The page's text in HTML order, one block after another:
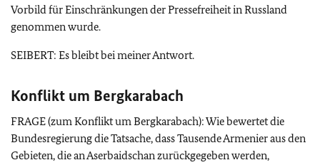
Vorbild für Einschränkungen der Pressefreiheit in Russland
genommen wurde.
SEIBERT: Es bleibt bei meiner Antwort.
Konflikt um Bergkarabach
FRAGE (zum Konflikt um Bergkarabach): Wie bewertet die
Bundesregierung die Tatsache, dass Tausende Armenier aus den
Gebieten, die an Aserbaidschan zurückgegeben werden,